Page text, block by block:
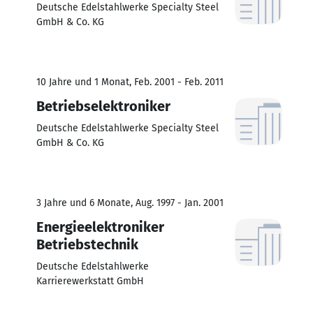
Deutsche Edelstahlwerke Specialty Steel
GmbH & Co. KG
10 Jahre und 1 Monat, Feb. 2001 - Feb. 2011
Betriebselektroniker
Deutsche Edelstahlwerke Specialty Steel
GmbH & Co. KG
3 Jahre und 6 Monate, Aug. 1997 - Jan. 2001
Energieelektroniker
Betriebstechnik
Deutsche Edelstahlwerke
Karrierewerkstatt GmbH